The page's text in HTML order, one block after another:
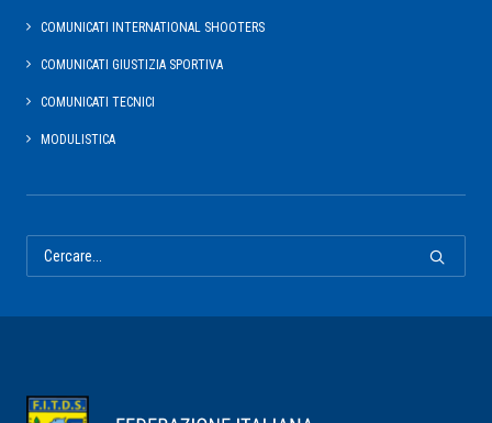
COMUNICATI INTERNATIONAL SHOOTERS
COMUNICATI GIUSTIZIA SPORTIVA
COMUNICATI TECNICI
MODULISTICA